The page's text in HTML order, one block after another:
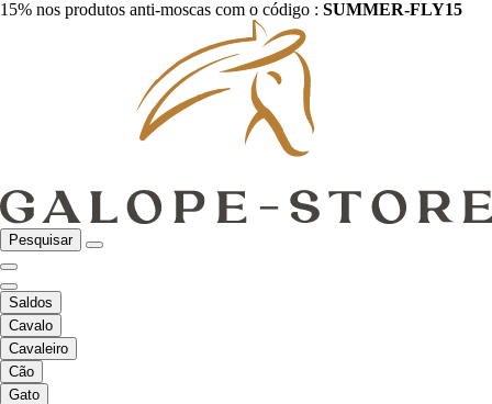
15% nos produtos anti-moscas com o código : SUMMER-FLY15
Pesquisar
Saldos
Cavalo
Cavaleiro
Cão
Gato